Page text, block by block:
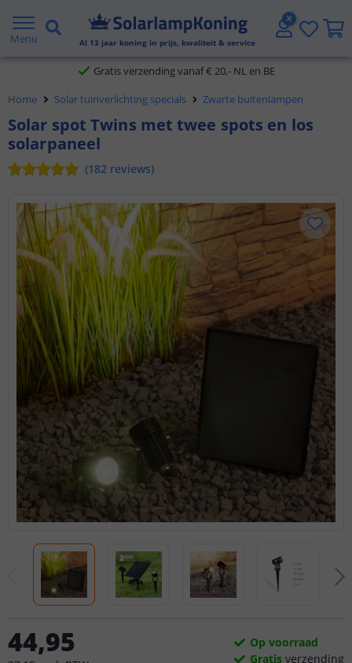
Menu Al 13 jaar koning in prijs, kwaliteit & service
Gratis verzending vanaf € 20,- NL en BE
Klantbeoordeling 9.1
Voor 23:45 uur besteld, morgen in huis
Home Solar tuinverlichting specials Zwarte buitenlampen
Solar spot Twins met twee spots en los
solarpaneel
(182 reviews)
44,95
Op voorraad
Gratis verzending